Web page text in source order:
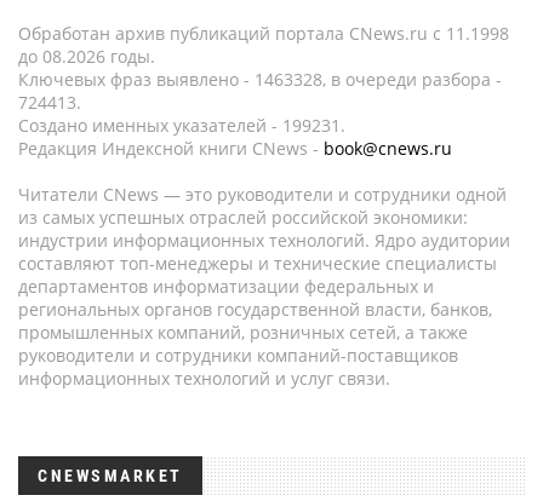
Обработан архив публикаций портала CNews.ru c 11.1998
до 08.2026 годы.
Ключевых фраз выявлено - 1463328, в очереди разбора -
724413.
Создано именных указателей - 199231.
Редакция Индексной книги CNews - book@cnews.ru
Читатели CNews — это руководители и сотрудники одной
из самых успешных отраслей российской экономики:
индустрии информационных технологий. Ядро аудитории
составляют топ-менеджеры и технические специалисты
департаментов информатизации федеральных и
региональных органов государственной власти, банков,
промышленных компаний, розничных сетей, а также
руководители и сотрудники компаний-поставщиков
информационных технологий и услуг связи.
CNEWSMARKET